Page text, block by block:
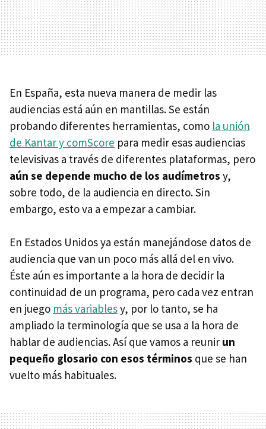
En España, esta nueva manera de medir las
audiencias está aún en mantillas. Se están
probando diferentes herramientas, como la unión
de Kantar y comScore para medir esas audiencias
televisivas a través de diferentes plataformas, pero
aún se depende mucho de los audímetros y,
sobre todo, de la audiencia en directo. Sin
embargo, esto va a empezar a cambiar.
En Estados Unidos ya están manejándose datos de
audiencia que van un poco más allá del en vivo.
Éste aún es importante a la hora de decidir la
continuidad de un programa, pero cada vez entran
en juego más variablesy, por lo tanto, se ha
ampliado la terminología que se usa a la hora de
hablar de audiencias. Así que vamos a reunir un
pequeño glosario con esos términos que se han
vuelto más habituales.